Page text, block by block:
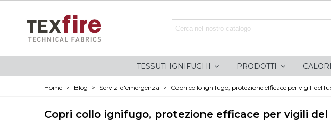
TESSUTI IGNIFUGHI PRODOTTI
Home > Blog > Servizi d'emergenza > Copri collo ignifugo, protezione efficace per vigili del
Copri collo ignifugo, protezione efficace per vigili